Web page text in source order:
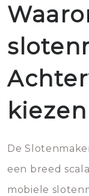
kiezen
De
een breed
mobiele